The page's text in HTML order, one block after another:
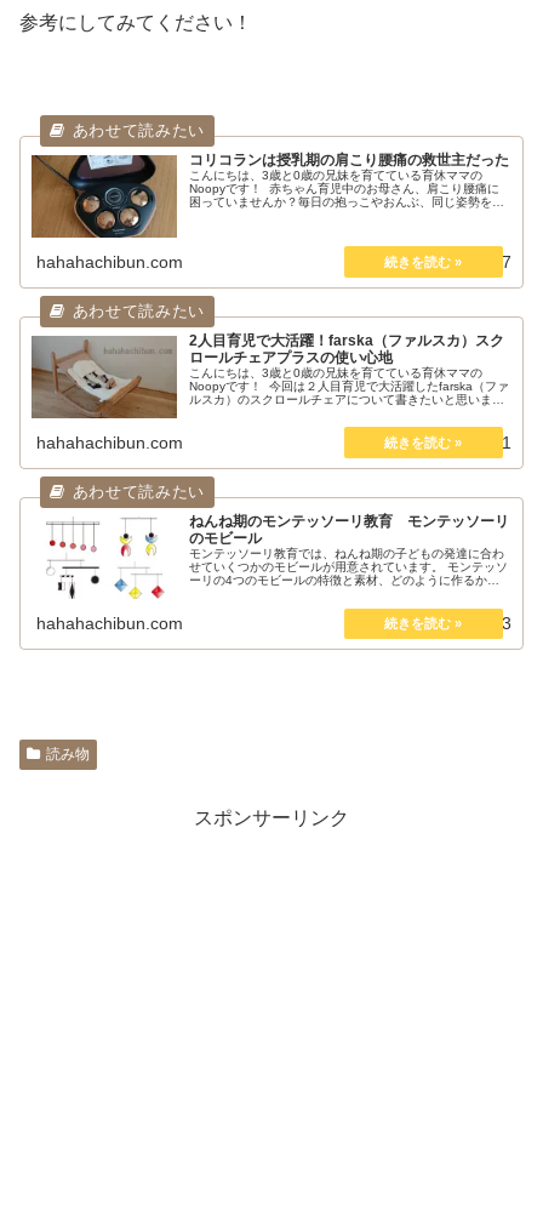
参考にしてみてください！
コリコランは授乳期の肩こり腰痛の救世主だった
こんにちは、3歳と0歳の兄妹を育てている育休ママの
Noopyです！ 赤ちゃん育児中のお母さん、肩こり腰痛に
困っていませんか？毎日の抱っこやおんぶ、同じ姿勢をず
hahahachibun.com 2019.06.27
2人目育児で大活躍！farska（ファルスカ）スク
ロールチェアプラスの使い心地
こんにちは、3歳と0歳の兄妹を育てている育休ママの
Noopyです！ 今回は２人目育児で大活躍したfarska（ファ
ルスカ）のスクロールチェアについて書きたいと思いま
hahahachibun.com 2019.06.21
ねんね期のモンテッソーリ教育 モンテッソーリ
のモビール
モンテッソーリ教育では、ねんね期の子どもの発達に合わ
せていくつかのモビールが用意されています。 モンテッソ
ーリの4つのモビールの特徴と素材、どのように作るかを
hahahachibun.com 2019.09.23
読み物
スポンサーリンク